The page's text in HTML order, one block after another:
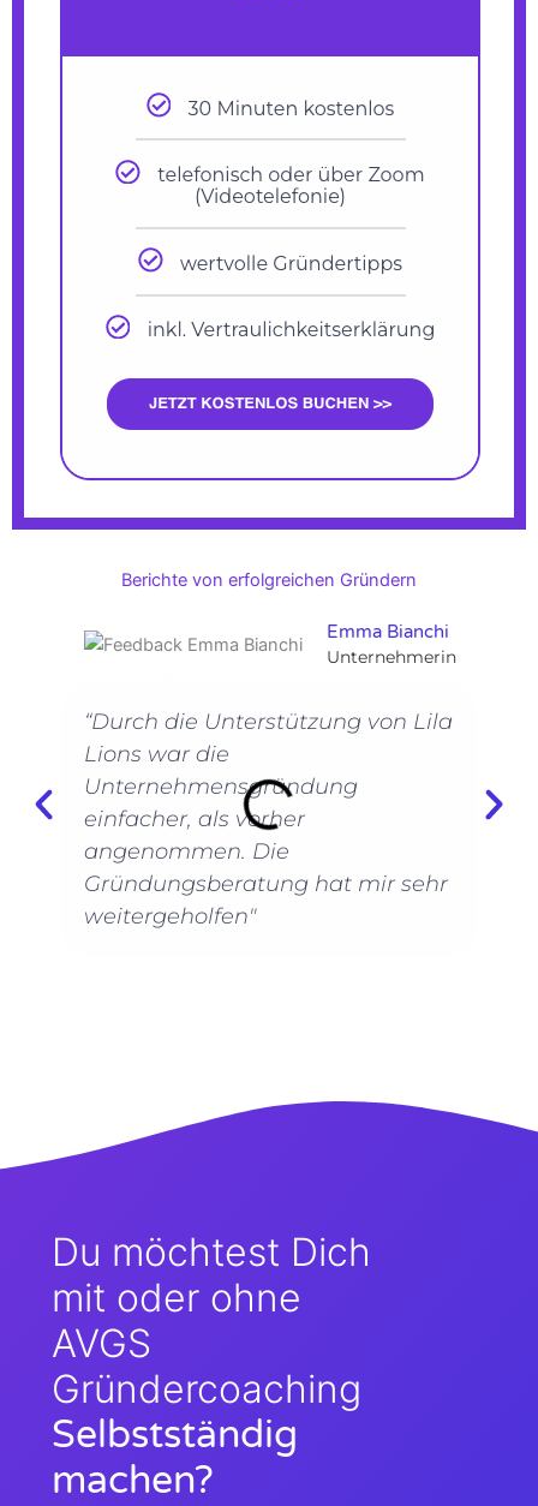
Berichte von erfolgreichen Gründern
“Durch die Unterstützung von Lila
Lions war die
Unternehmensgründung
einfacher, als vorher
angenommen. Die
Gründungsberatung hat mir sehr
weitergeholfen"
Emma Bianchi
Unternehmerin
Du möchtest Dich
mit oder ohne
AVGS
Gründercoaching
Selbstständig
machen?